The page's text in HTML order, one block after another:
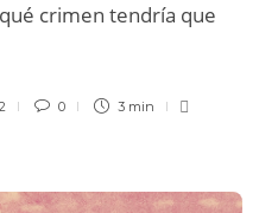
crimen tendría que
0 3 min